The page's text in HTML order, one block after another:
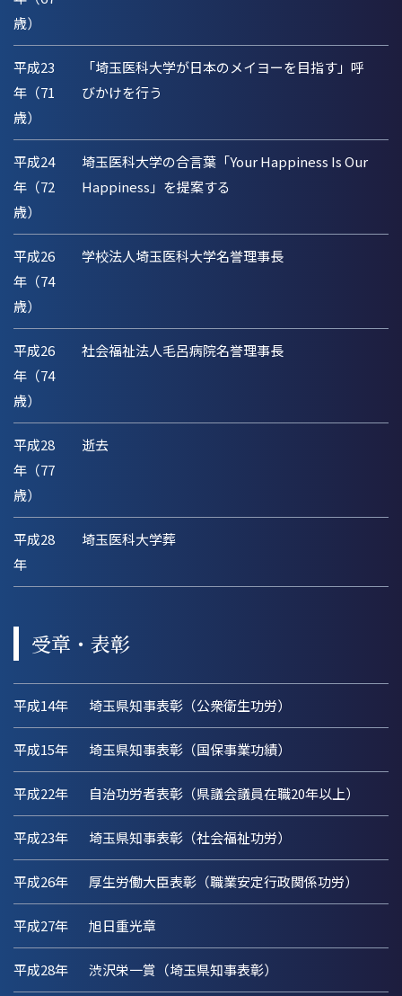
歳）
平成23
年（71
歳）
「埼玉医科大学が日本のメイヨーを目指す」呼
びかけを行う
平成24
年（72
歳）
埼玉医科大学の合言葉「Your Happiness Is Our
Happiness」を提案する
平成26
年（74
歳）
学校法人埼玉医科大学名誉理事長
平成26
年（74
歳）
社会福祉法人毛呂病院名誉理事長
平成28
年（77
歳）
逝去
平成28
年
埼玉医科大学葬
受章・表彰
平成14年 埼玉県知事表彰（公衆衛生功労）
平成15年 埼玉県知事表彰（国保事業功績）
平成22年 自治功労者表彰（県議会議員在職20年以上）
平成23年 埼玉県知事表彰（社会福祉功労）
平成26年 厚生労働大臣表彰（職業安定行政関係功労）
平成27年 旭日重光章
平成28年 渋沢栄一賞（埼玉県知事表彰）